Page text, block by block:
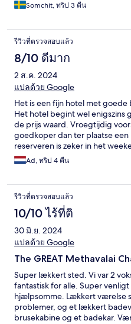
Somchit, ทริป 3 คืน
รีวิวที่ตรวจสอบแล้ว
8/10 ดีมาก
2 ส.ค. 2024
แปลด้วย Google
Het is een fijn hotel met goede
Het hotel begint wel enigszins
de prijs waard. Vroegtijdig
goedkoper dan ter plaatse
reserveren is zeker in het
raden omdat het hotel dan
toeristen. Het ontbijtbuffet is
Ad, ทริป 4 คืน
รีวิวที่ตรวจสอบแล้ว
10/10 ไร้ที่ติ
30 มิ.ย. 2024
แปลด้วย Google
The GREAT Methavalai
Super lækkert sted. Vi var 2
fantastisk for alle. Super
hjælpsomme. Lækkert værelse
problemer, og et lækkert
brusekabine og et badekar.